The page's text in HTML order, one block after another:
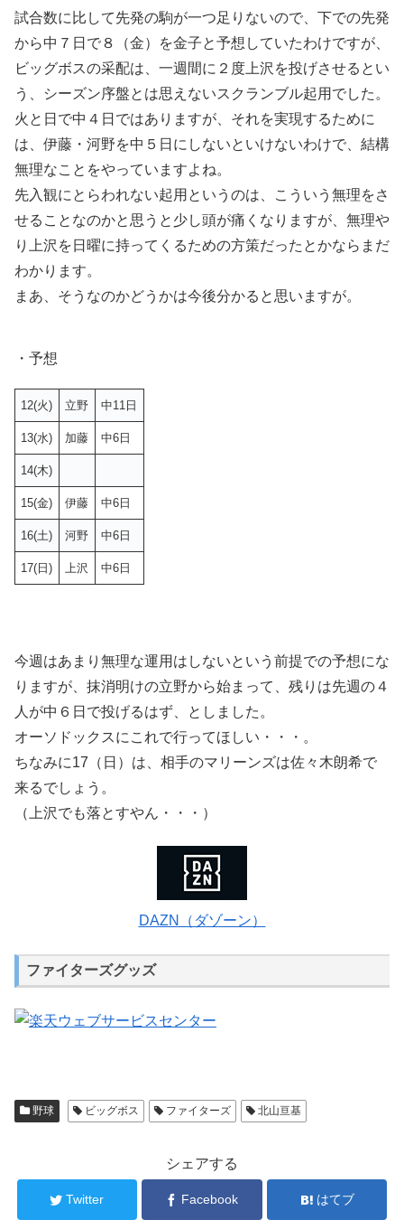
試合数に比して先発の駒が一つ足りないので、下での先発
から中７日で８（金）を金子と予想していたわけですが、
ビッグボスの采配は、一週間に２度上沢を投げさせるとい
う、シーズン序盤とは思えないスクランブル起用でした。
火と日で中４日ではありますが、それを実現するために
は、伊藤・河野を中５日にしないといけないわけで、結構
無理なことをやっていますよね。
先入観にとらわれない起用というのは、こういう無理をさ
せることなのかと思うと少し頭が痛くなりますが、無理や
り上沢を日曜に持ってくるための方策だったとかならまだ
わかります。
まあ、そうなのかどうかは今後分かると思いますが。
・予想
12(火) 立野 中11日
13(水) 加藤 中6日
14(木)
15(金) 伊藤 中6日
16(土) 河野 中6日
17(日) 上沢 中6日
今週はあまり無理な運用はしないという前提での予想にな
りますが、抹消明けの立野から始まって、残りは先週の４
人が中６日で投げるはず、としました。
オーソドックスにこれで行ってほしい・・・。
ちなみに17（日）は、相手のマリーンズは佐々木朗希で
来るでしょう。
（上沢でも落とすやん・・・）
DAZN（ダゾーン）
ファイターズグッズ
野球 ビッグボス ファイターズ 北山亘基
シェアする
Twitter Facebook はてブ